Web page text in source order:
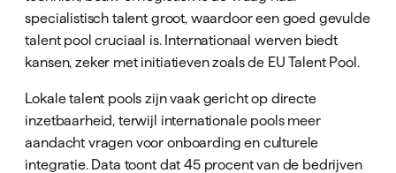
specialistisch talent groot, waardoor een goed gevulde
talent pool cruciaal is. Internationaal werven biedt
kansen, zeker met initiatieven zoals de EU Talent Pool.
Lokale talent pools zijn vaak gericht op directe
inzetbaarheid, terwijl internationale pools meer
aandacht vragen voor onboarding en culturele
integratie. Data toont dat 45 procent van de bedrijven